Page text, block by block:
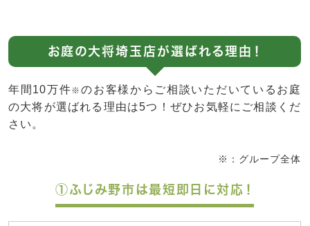
お庭の大将埼玉店が選ばれる理由！
年間10万件※のお客様からご相談いただいているお庭
の大将が選ばれる理由は5つ！ぜひお気軽にご相談くだ
さい。
※：グループ全体
①ふじみ野市は最短即日に対応！